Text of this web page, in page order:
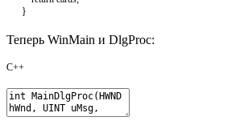
}
Теперь WinMain и DlgProc:
C++